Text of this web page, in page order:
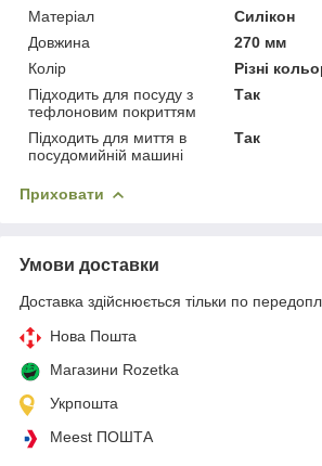
Матеріал
Силікон
Довжина
270 мм
Колір
Різні
Підходить для посуду з
тефлоновим покриттям
Так
Підходить для миття в
посудомийній машині
Так
Приховати
Умови доставки
Доставка здійснюється тільки по
Нова Пошта
Магазини Rozetka
Укрпошта
Meest ПОШТА